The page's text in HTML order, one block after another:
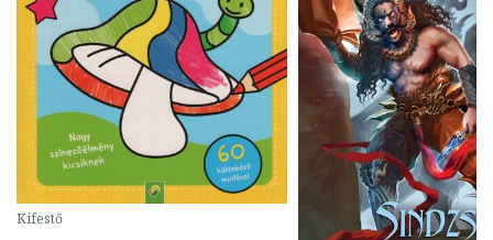
Kifestő